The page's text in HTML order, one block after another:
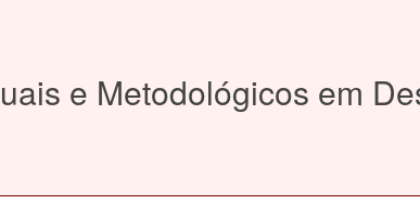
e Metodológicos em